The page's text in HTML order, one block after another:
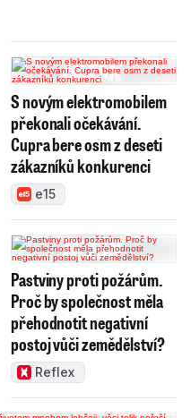
S novým elektromobilem
překonali očekávání.
Cupra bere osm z deseti
zákazníků konkurenci
e15
Pastviny proti požárům.
Proč by společnost měla
přehodnotit negativní
postoj vůči zemědělství?
Reflex